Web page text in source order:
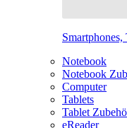
Smartphones,
Notebook
Notebook
Computer
Tablets
Tablet
eReader